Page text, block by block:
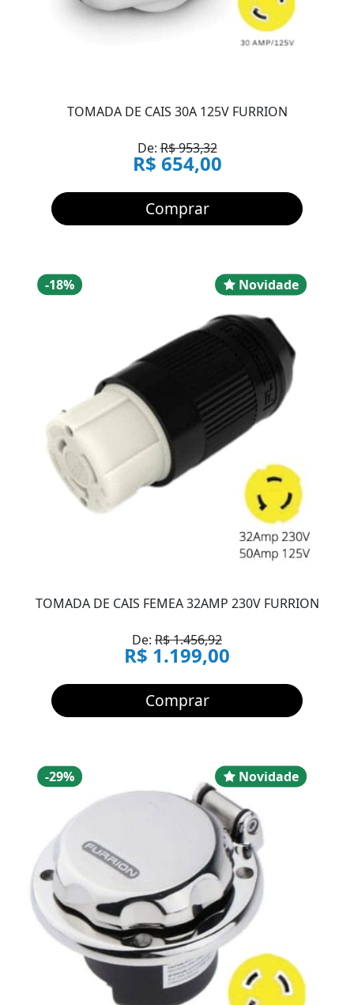
TOMADA DE CAIS 30A 125V FURRION
De:R$ 953,32
R$ 654,00
Comprar
-18%Desconto Novidade
TOMADA DE CAIS FEMEA 32AMP 230V FURRION
De: R$ 1.456,92
R$ 1.199,00
Comprar
-29%Desconto Novidade